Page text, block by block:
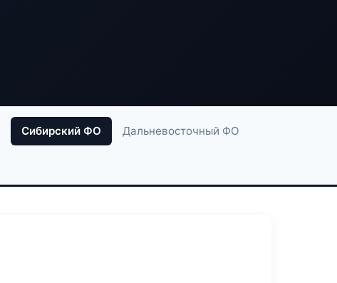
Сибирский ФО Дальневосточный ФО